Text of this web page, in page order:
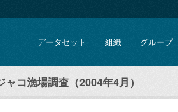
データセット 組織 グループ
ャコ漁場調査（2004年4月）